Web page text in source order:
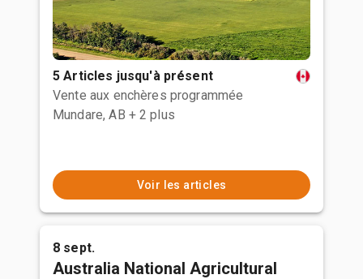
5 Articles jusqu'à présent
Vente aux enchères programmée
Mundare, AB + 2 plus
Voir les articles
8 sept.
Australia National Agricultural